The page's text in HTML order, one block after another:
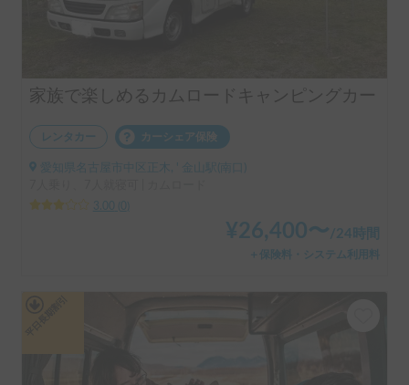
家族で楽しめるカムロードキャンピングカー
レンタカー カーシェア保険
愛知県名古屋市中区正木, ' 金山駅(南口)
3.00
¥26,400〜 /24時間
＋保険料・システム利用料